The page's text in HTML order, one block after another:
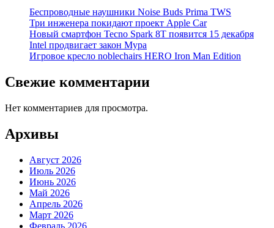
Беспроводные наушники Noise Buds Prima TWS
Три инженера покидают проект Apple Car
Новый смартфон Tecno Spark 8T появится 15 декабря
Intel продвигает закон Мура
Игровое кресло noblechairs HERO Iron Man Edition
Свежие комментарии
Нет комментариев для просмотра.
Архивы
Август 2026
Июль 2026
Июнь 2026
Май 2026
Апрель 2026
Март 2026
Февраль 2026